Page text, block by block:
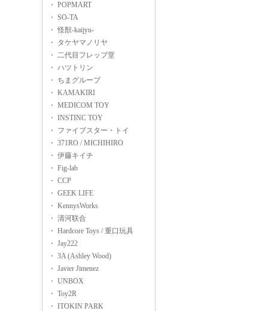
・ POPMART
・ SO-TA
・ 怪獣-kaijyu-
・ タケヤマノリヤ
・ 二代目フレップ堂
・ ハツトリン
・ ちまグループ
・ KAMAKIRI
・ MEDICOM TOY
・ INSTINC TOY
・ ファイブスター・トイ
・ 371RO / MICHIHIRO
・ 伊藤キイチ
・ Fig-lab
・ CCP
・ GEEK LIFE
・ KennysWorks
・ 清河联合
・ Hardcore Toys / 重口玩具
・ Jay222
・ 3A (Ashley Wood)
・ Javier Jimenez
・ UNBOX
・ Toy2R
・ ITOKIN PARK